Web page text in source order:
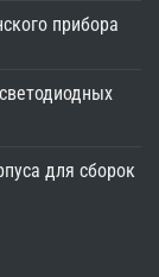
прибора
для сборок